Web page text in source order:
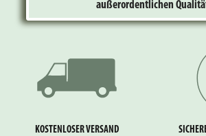
außerordentlichen
KOSTENLOSER VERSAND